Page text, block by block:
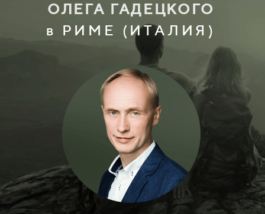
ОЛЕГА ГАДЕЦКОГО
в РИМЕ (ИТАЛИЯ)